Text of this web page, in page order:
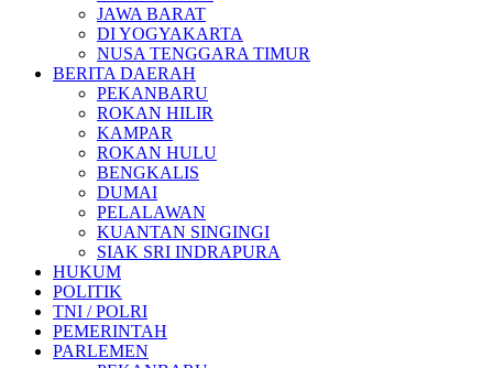
JAWA BARAT
DI YOGYAKARTA
NUSA TENGGARA TIMUR
BERITA DAERAH
PEKANBARU
ROKAN HILIR
KAMPAR
ROKAN HULU
BENGKALIS
DUMAI
PELALAWAN
KUANTAN SINGINGI
SIAK SRI INDRAPURA
HUKUM
POLITIK
TNI / POLRI
PEMERINTAH
PARLEMEN